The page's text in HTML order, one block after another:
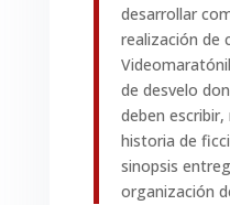
desarrollar
realización de
de desvelo
deben
historia de
sinopsis
organización